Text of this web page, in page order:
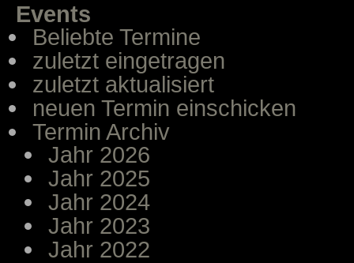
Events
Beliebte Termine
zuletzt eingetragen
zuletzt aktualisiert
neuen Termin einschicken
Termin Archiv
Jahr 2026
Jahr 2025
Jahr 2024
Jahr 2023
Jahr 2022